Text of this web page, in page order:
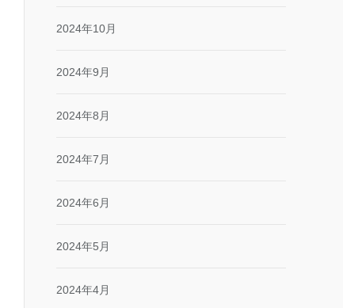
2024年10月
2024年9月
2024年8月
2024年7月
2024年6月
2024年5月
2024年4月